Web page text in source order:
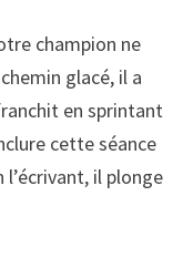
champion ne
glacé, il a
en sprintant
cette séance
l’écrivant, il plonge